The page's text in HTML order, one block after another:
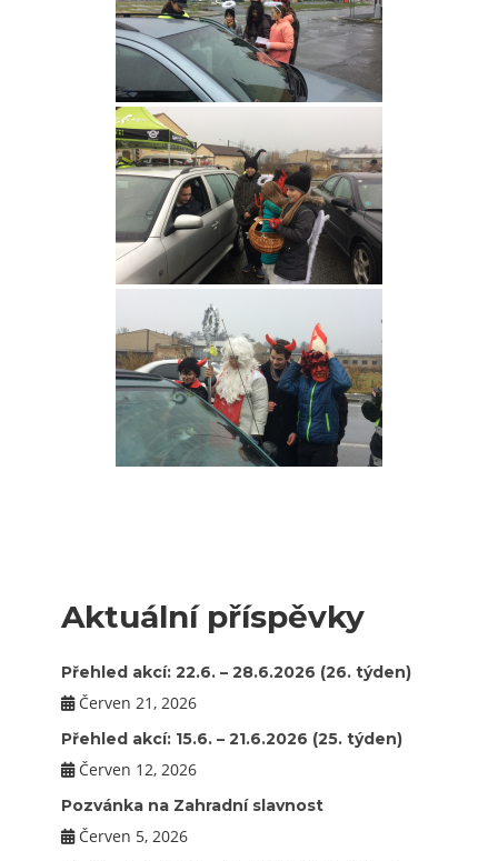
Aktuální příspěvky
Přehled akcí: 22.6. – 28.6.2026 (26. týden)
Červen 21, 2026
Přehled akcí: 15.6. – 21.6.2026 (25. týden)
Červen 12, 2026
Pozvánka na Zahradní slavnost
Červen 5, 2026